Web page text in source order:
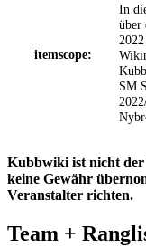
itemscope:
In
über
SM
Kubbwiki ist nicht der
keine Gewähr
Veranstalter richten.
Team +